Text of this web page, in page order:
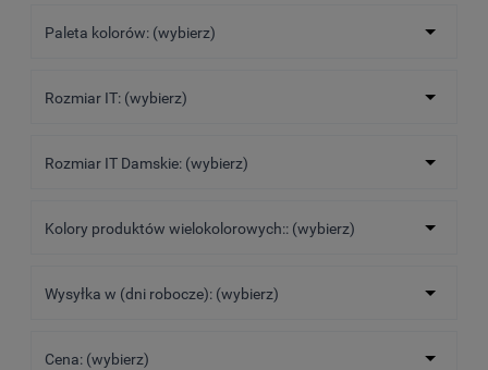
Paleta kolorów: (wybierz)
Rozmiar IT: (wybierz)
Rozmiar IT Damskie: (wybierz)
Kolory produktów wielokolorowych:: (wybierz)
Wysyłka w (dni robocze): (wybierz)
Cena: (wybierz)